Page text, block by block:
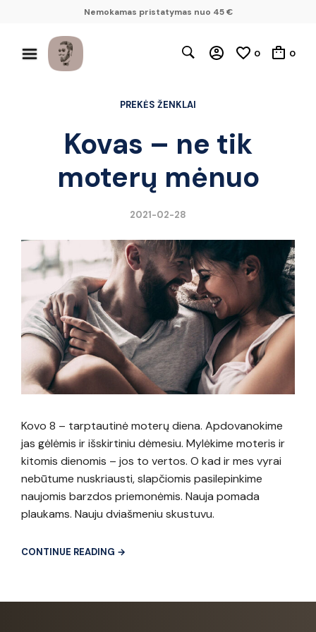
Nemokamas pristatymas nuo 45 €
0 0
PREKĖS ŽENKLAI
Kovas – ne tik
moterų mėnuo
2021-02-28
Kovo 8 – tarptautinė moterų diena. Apdovanokime
jas gėlėmis ir išskirtiniu dėmesiu. Mylėkime moteris ir
kitomis dienomis – jos to vertos. O kad ir mes vyrai
nebūtume nuskriausti, slapčiomis pasilepinkime
naujomis barzdos priemonėmis. Nauja pomada
plaukams. Nauju dviašmeniu skustuvu.
CONTINUE READING →